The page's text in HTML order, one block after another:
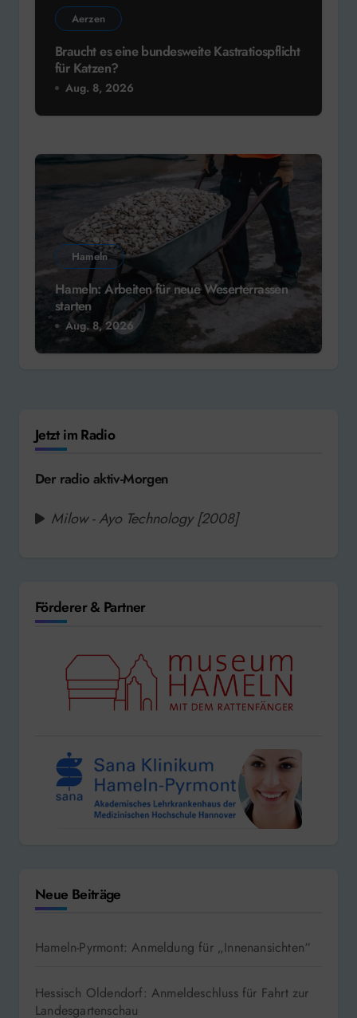
Aerzen
Braucht es eine bundesweite Kastratiospflicht
für Katzen?
Aug. 8, 2026
Hameln
Hameln: Arbeiten für neue Weserterrassen
starten
Aug. 8, 2026
Jetzt im Radio
Der radio aktiv-Morgen
Milow - Ayo Technology [2008]
Förderer & Partner
Neue Beiträge
Hameln-Pyrmont: Anmeldung für „Innenansichten“
Hessisch Oldendorf: Anmeldeschluss für Fahrt zur
Landesgartenschau